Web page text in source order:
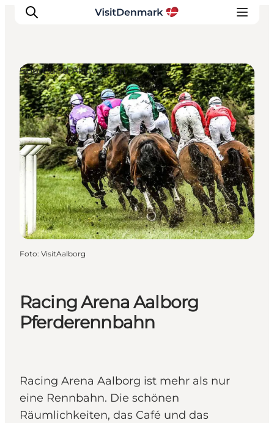
Inspiration
Regionen
Erlebnisse
Unterkünfte
Reiseplanung
Racing Arena Aalborg
Pferderennbahn
Racing Arena Aalborg ist mehr als nur
eine Rennbahn. Die schönen
Räumlichkeiten, das Café und das
Sport und Aktivitäten
Foto: VisitAalborg